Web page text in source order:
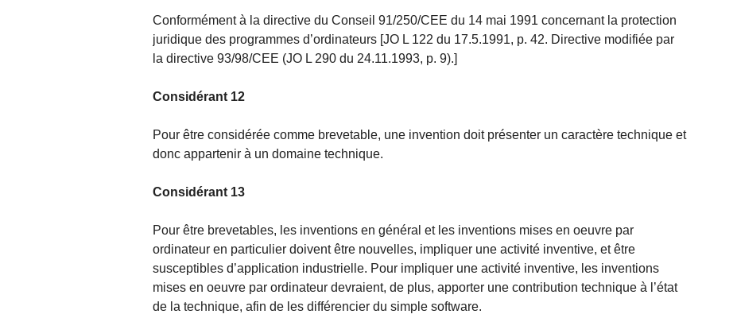
Conformément à la directive du Conseil 91/250/CEE du 14 mai 1991 concernant la protection
juridique des programmes d’ordinateurs [JO L 122 du 17.5.1991, p. 42. Directive modifiée par
la directive 93/98/CEE (JO L 290 du 24.11.1993, p. 9).]
Considérant 12
Pour être considérée comme brevetable, une invention doit présenter un caractère technique et
donc appartenir à un domaine technique.
Considérant 13
Pour être brevetables, les inventions en général et les inventions mises en oeuvre par
ordinateur en particulier doivent être nouvelles, impliquer une activité inventive, et être
susceptibles d’application industrielle. Pour impliquer une activité inventive, les inventions
mises en oeuvre par ordinateur devraient, de plus, apporter une contribution technique à l’état
de la technique, afin de les différencier du simple software.